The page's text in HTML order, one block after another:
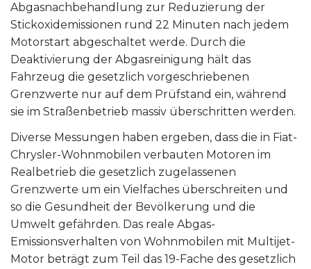
Abgasnachbehandlung zur Reduzierung der
Stickoxidemissionen rund 22 Minuten nach jedem
Motorstart abgeschaltet werde. Durch die
Deaktivierung der Abgasreinigung hält das
Fahrzeug die gesetzlich vorgeschriebenen
Grenzwerte nur auf dem Prüfstand ein, während
sie im Straßenbetrieb massiv überschritten werden.
Diverse Messungen haben ergeben, dass die in Fiat-
Chrysler-Wohnmobilen verbauten Motoren im
Realbetrieb die gesetzlich zugelassenen
Grenzwerte um ein Vielfaches überschreiten und
so die Gesundheit der Bevölkerung und die
Umwelt gefährden. Das reale Abgas-
Emissionsverhalten von Wohnmobilen mit Multijet-
Motor beträgt zum Teil das 19-Fache des gesetzlich